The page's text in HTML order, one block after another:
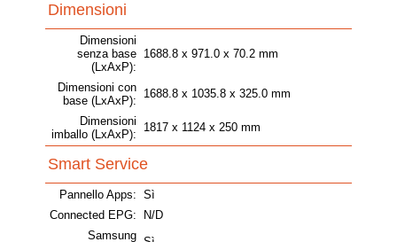
Dimensioni
Dimensioni
senza base
(LxAxP):
1688.8 x 971.0 x 70.2 mm
Dimensioni con
base (LxAxP):
1688.8 x 1035.8 x 325.0 mm
Dimensioni
imballo (LxAxP):
1817 x 1124 x 250 mm
Smart Service
Pannello Apps: Sì
Connected EPG:
N/D
Samsung